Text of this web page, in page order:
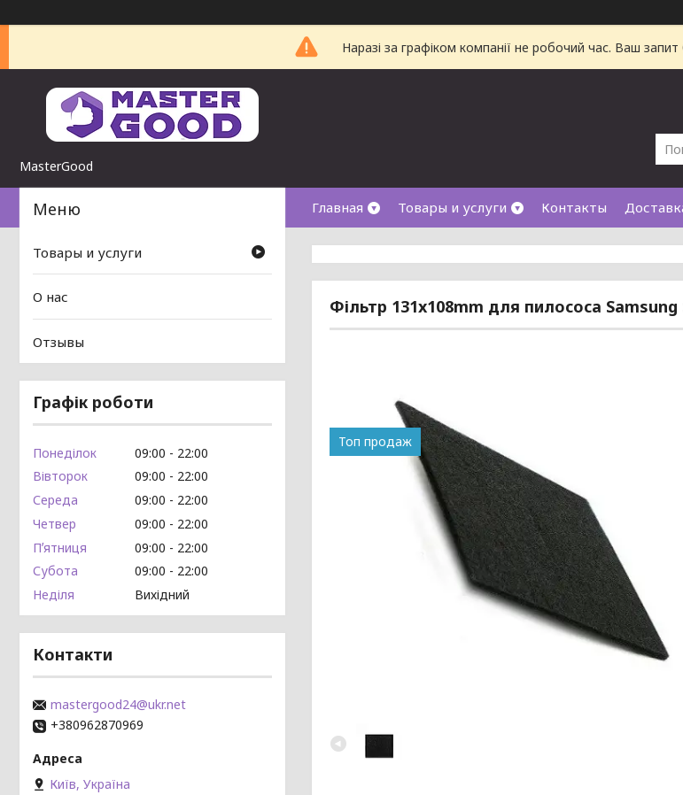
Наразі за графіком компанії не робочий час. Ваш
MasterGood
Главная Товары и услуги Контакты
Фільтр 131x108mm для пилососа Samsung
Топ продаж
Товары и услуги
О нас
Отзывы
Графік роботи
Понеділок 09:00
22:00
Вівторок
09:00
22:00
Середа
09:00
22:00
Четвер
09:00
22:00
Пʼятниця
09:00
22:00
Субота
09:00
22:00
Неділя
Вихідний
Контакти
mastergood24@ukr.net
+380962870969
Київ, Україна